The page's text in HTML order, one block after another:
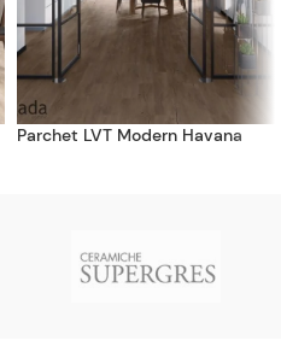
Parchet LVT Modern Havana